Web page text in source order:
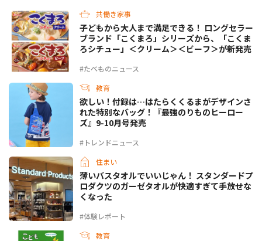
共働き家事
#たべものニュース
子どもから大人まで満足できる！ ロングセラー
ブランド「こくまろ」シリーズから、「こくま
ろシチュー」＜クリーム＞＜ビーフ＞が新発売
教育
#トレンドニュース
欲しい！付録は…はたらくくるまがデザインさ
れた特別なバッグ！『最強のりものヒーロー
ズ』9-10月号発売
住まい
#体験レポート
薄いバスタオルでいいじゃん！ スタンダードプ
ロダクツのガーゼタオルが快適すぎて手放せな
くなった
教育